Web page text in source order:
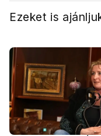
Ezeket is